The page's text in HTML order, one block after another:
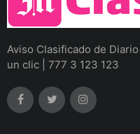
Aviso Clasificado de
un clic | 777 3 123 123